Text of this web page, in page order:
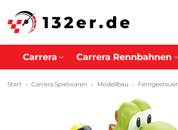
Inhalt
springen
Carrera Carrera Rennbahnen
Start » Carrera Spielwaren » Modellbau »